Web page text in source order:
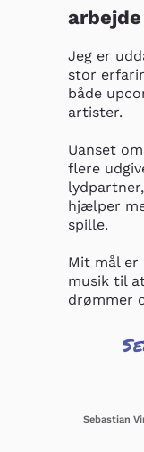
Jeg er
stor
både
artister.
Uanset
flere
hjælper
spille.
Mit mål er
musik til
drømmer
Sebastian